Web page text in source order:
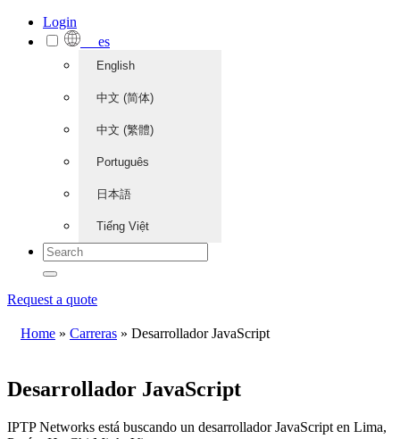
Login
es
English
中文 (简体)
中文 (繁體)
Português
日本語
Tiếng Việt
Request a quote
Home » Carreras » Desarrollador JavaScript
Desarrollador JavaScript
IPTP Networks está buscando un desarrollador JavaScript en Lima,